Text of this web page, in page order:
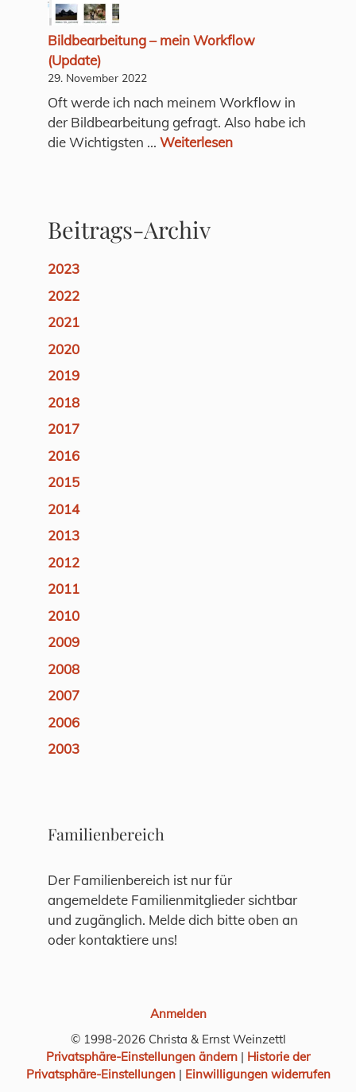
Bildbearbeitung – mein Workflow
(Update)
29. November 2022
Oft werde ich nach meinem Workflow in
der Bildbearbeitung gefragt. Also habe ich
die Wichtigsten ... Weiterlesen
Beitrags-Archiv
2023
2022
2021
2020
2019
2018
2017
2016
2015
2014
2013
2012
2011
2010
2009
2008
2007
2006
2003
Familienbereich
Der Familienbereich ist nur für
angemeldete Familienmitglieder sichtbar
und zugänglich. Melde dich bitte oben an
oder kontaktiere uns!
Anmelden
© 1998-2026 Christa & Ernst Weinzettl
Privatsphäre-Einstellungen ändern | Historie der
Privatsphäre-Einstellungen| Einwilligungen widerrufen